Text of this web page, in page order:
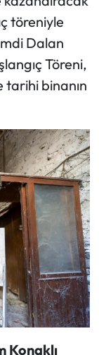
töreniyle
Dalan
Töreni,
tarihi binanın
Konaklı